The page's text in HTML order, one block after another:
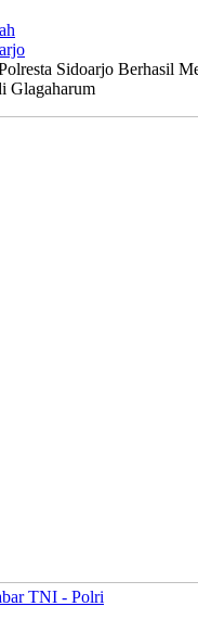
Sidoarjo Berhasil
Glagaharum
TNI - Polri